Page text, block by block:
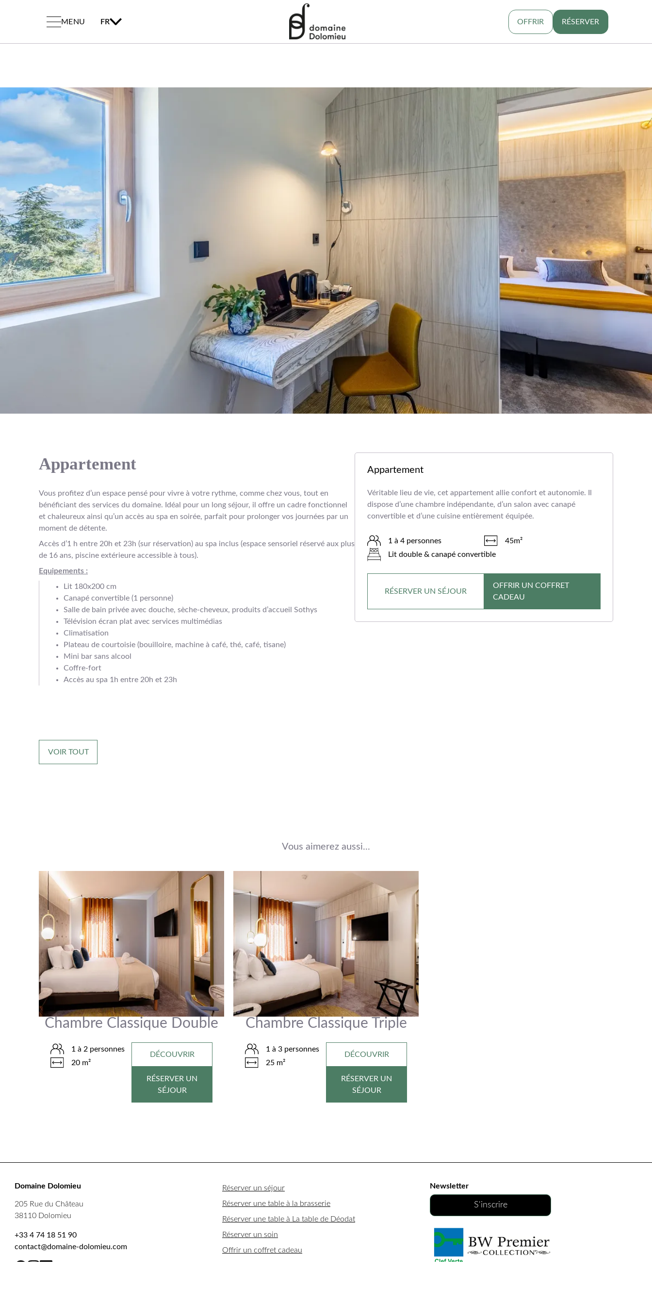
MENU FR OFFRIR RÉSERVER
Appartement
Véritable lieu de vie, cet appartement allie confort et autonomie. Il
dispose d’une chambre indépendante, d’un salon avec canapé
convertible et d’une cuisine entièrement équipée.
1 à 4 personnes
45m²
Lit double & canapé convertible
RÉSERVER UN SÉJOUR
OFFRIR UN COFFRET
CADEAU
Appartement
Vous profitez d’un espace pensé pour vivre à votre rythme, comme chez vous, tout en
bénéficiant des services du domaine. Idéal pour un long séjour, il offre un cadre fonctionnel
et chaleureux ainsi qu’un accès au spa en soirée, parfait pour prolonger vos journées par un
moment de détente.
Accès d’1 h entre 20h et 23h (sur réservation) au spa inclus (espace sensoriel réservé aux plus
de 16 ans, piscine extérieure accessible à tous).
Equipements :
Lit 180x200 cm
Canapé convertible (1 personne)
Salle de bain privée avec douche, sèche-cheveux, produits d’accueil Sothys
Télévision écran plat avec services multimédias
Climatisation
Plateau de courtoisie (bouilloire, machine à café, thé, café, tisane)
Mini bar sans alcool
Coffre-fort
Accès au spa 1h entre 20h et 23h
VOIR TOUT
Vous aimerez aussi...
Chambre Classique Double
1 à 2 personnes
20 m²
DÉCOUVRIR
RÉSERVER UN
SÉJOUR
Chambre Classique Triple
1 à 3 personnes
25 m²
DÉCOUVRIR
RÉSERVER UN
SÉJOUR
Domaine Dolomieu
205 Rue du Château
38110 Dolomieu
+33 4 74 18 51 90
contact@domaine-dolomieu.com
Réserver un séjour
Réserver une table à la brasserie
Réserver une table à La table de Déodat
Réserver un soin
Offrir un coffret cadeau
Newsletter
S'inscrire